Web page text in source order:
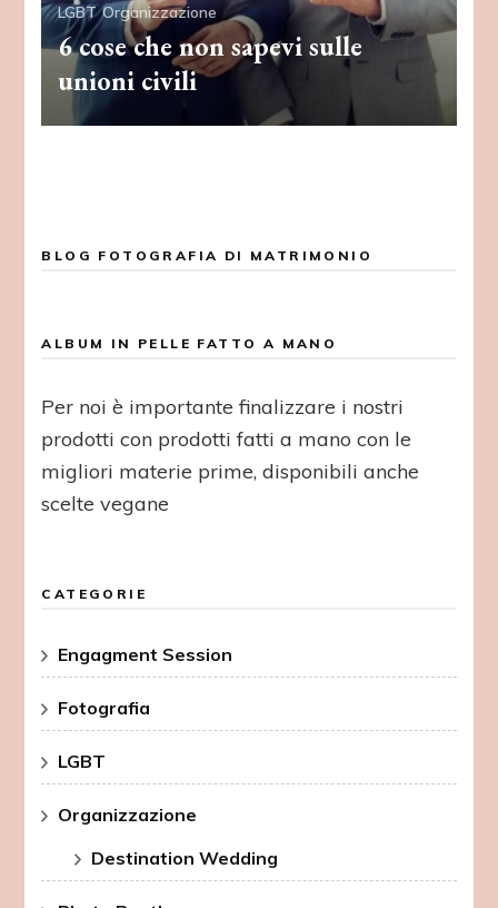
LGBT Organizzazione
6 cose che non sapevi sulle
unioni civili
BLOG FOTOGRAFIA DI MATRIMONIO
ALBUM IN PELLE FATTO A MANO
Per noi è importante finalizzare i nostri
prodotti con prodotti fatti a mano con le
migliori materie prime, disponibili anche
scelte vegane
CATEGORIE
Engagment Session
Fotografia
LGBT
Organizzazione
Destination Wedding